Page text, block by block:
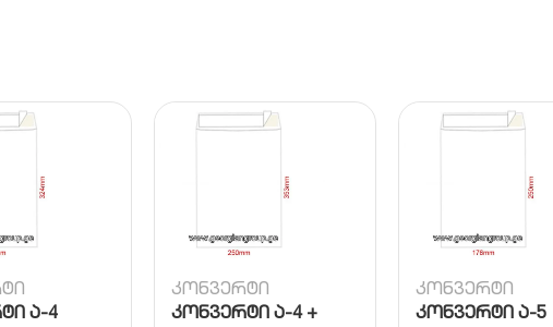
ა-4
კონვერტი
კონვერტი ა-4 +
კონვერტი
კონვერტი ა-5